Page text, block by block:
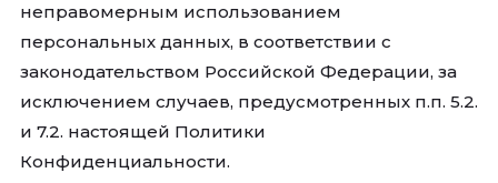
неправомерным использованием
персональных данных, в соответствии с
законодательством Российской Федерации, за
исключением случаев, предусмотренных п.п. 5.2.
и 7.2. настоящей Политики
Конфиденциальности.